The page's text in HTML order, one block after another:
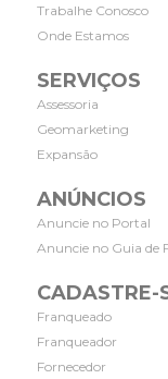
Trabalhe Conosco
Onde Estamos
SERVIÇOS
Assessoria
Geomarketing
Expansão
ANÚNCIOS
Anuncie no Portal
Anuncie no Guia de
CADASTRE-
Franqueado
Franqueador
Fornecedor